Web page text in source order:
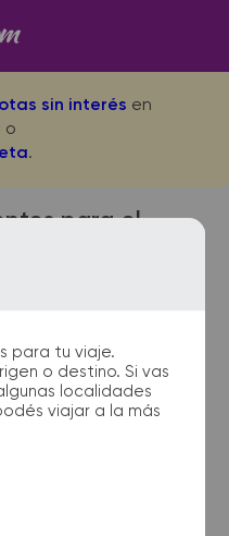
sin interés en
o
.
para tu viaje.
o destino. Si vas
localidades
viajar a la más
para el
a Rio
de
de